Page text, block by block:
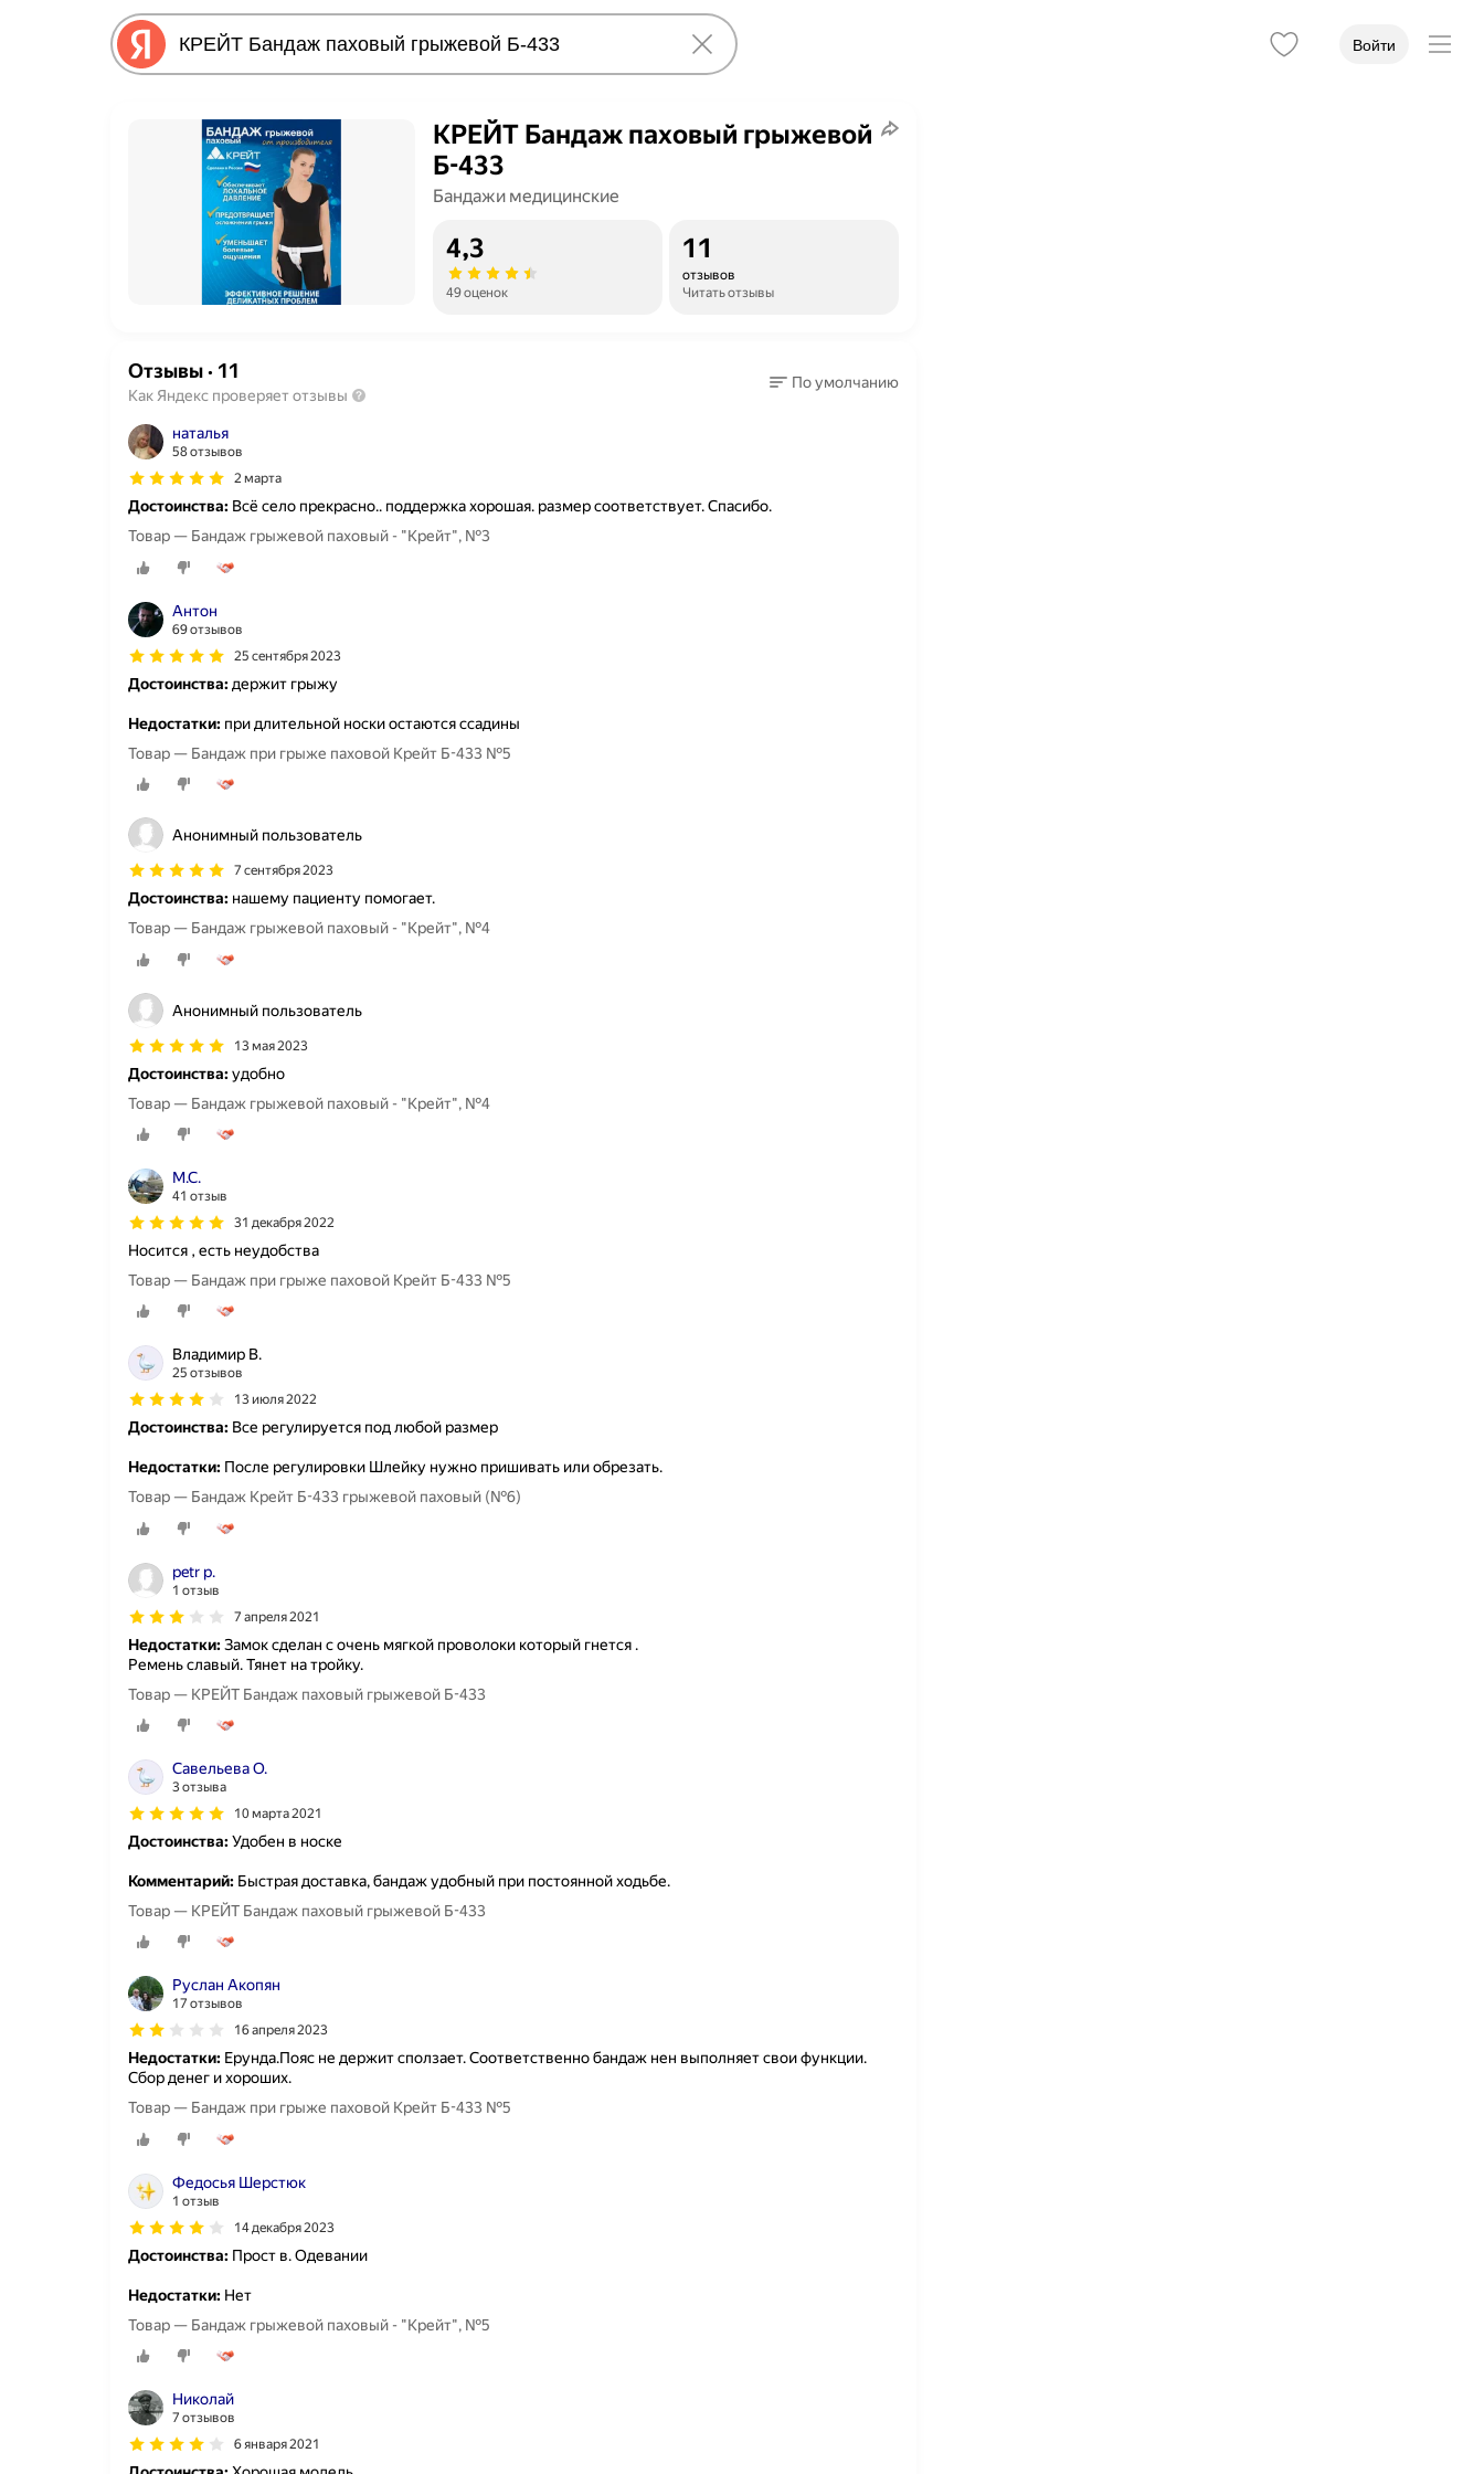
Войти
КРЕЙТ Бандаж паховый грыжевой
Б-433
Бандажи медицинские
4,3
49 оценок
11
отзывов
Читать отзывы
Отзывы· 11
Как Яндекс проверяет отзывы
По умолчанию
наталья
58 отзывов
2 марта
Достоинства: Всё село прекрасно.. поддержка хорошая. размер соответствует. Спасибо.
Товар — Бандаж грыжевой паховый - "Крейт", №3
Антон
69 отзывов
25 сентября 2023
Достоинства: держит грыжу
Недостатки: при длительной носки остаются ссадины
Товар — Бандаж при грыже паховой Крейт Б-433 №5
Анонимный пользователь
7 сентября 2023
Достоинства: нашему пациенту помогает.
Товар — Бандаж грыжевой паховый - "Крейт", №4
Анонимный пользователь
13 мая 2023
Достоинства:удобно
Товар — Бандаж грыжевой паховый - "Крейт", №4
М.С.
41 отзыв
31 декабря 2022
Носится , есть неудобства
Товар — Бандаж при грыже паховой Крейт Б-433 №5
Владимир B.
25 отзывов
13 июля 2022
Достоинства: Все регулируется под любой размер
Недостатки: После регулировки Шлейку нужно пришивать или обрезать.
Товар — Бандаж Крейт Б-433 грыжевой паховый (№6)
petr p.
1 отзыв
7 апреля 2021
Недостатки:Замок сделан с очень мягкой проволоки который гнется .
Ремень славый. Тянет на тройку.
Товар — КРЕЙТ Бандаж паховый грыжевой Б-433
Савельева О.
3 отзыва
10 марта 2021
Достоинства:Удобен в носке
Комментарий: Быстрая доставка, бандаж удобный при постоянной ходьбе.
Товар — КРЕЙТ Бандаж паховый грыжевой Б-433
Руслан Акопян
17 отзывов
16 апреля 2023
Недостатки: Ерунда.Пояс не держит сползает. Соответственно бандаж нен выполняет свои функции.
Сбор денег и хороших.
Товар — Бандаж при грыже паховой Крейт Б-433 №5
Федосья Шерстюк
1 отзыв
14 декабря 2023
Достоинства: Прост в. Одевании
Недостатки: Нет
Товар — Бандаж грыжевой паховый - "Крейт", №5
Николай
7 отзывов
6 января 2021